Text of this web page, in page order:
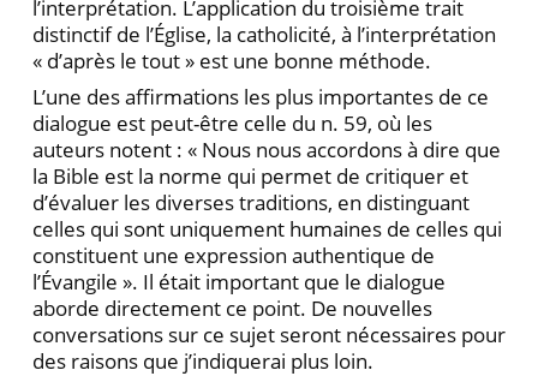
l’interprétation. L’application du troisième trait
distinctif de l’Église, la catholicité, à l’interprétation
« d’après le tout » est une bonne méthode.
L’une des affirmations les plus importantes de ce
dialogue est peut-être celle du n. 59, où les
auteurs notent : « Nous nous accordons à dire que
la Bible est la norme qui permet de critiquer et
d’évaluer les di­verses traditions, en distinguant
celles qui sont unique­ment humaines de celles qui
constituent une expression authentique de
l’Évangile ». Il était important que le dialogue
aborde directement ce point. De nouvelles
conversations sur ce sujet seront nécessaires pour
des raisons que j’indiquerai plus loin.